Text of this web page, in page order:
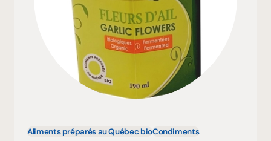
Aliments préparés au Québec bioCondiments